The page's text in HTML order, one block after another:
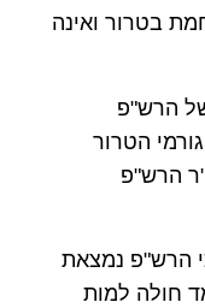
בטרור ואינה
הרש"פ
הטרור
הרש"פ
הרש"פ נמצאת
חולה למות